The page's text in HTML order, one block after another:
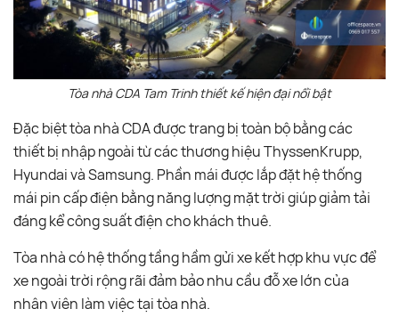
Tòa nhà CDA Tam Trinh thiết kế hiện đại nổi bật
Đặc biệt tòa nhà CDA được trang bị toàn bộ bằng các
thiết bị nhập ngoài từ các thương hiệu ThyssenKrupp,
Hyundai và Samsung. Phần mái được lắp đặt hệ thống
mái pin cấp điện bằng năng lượng mặt trời giúp giảm tải
đáng kể công suất điện cho khách thuê.
Tòa nhà có hệ thống tầng hầm gửi xe kết hợp khu vực để
xe ngoài trời rộng rãi đảm bảo nhu cầu đỗ xe lớn của
nhân viên làm việc tại tòa nhà.